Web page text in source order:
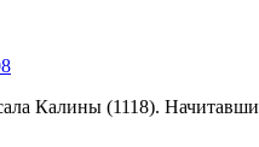
Калины (1118).